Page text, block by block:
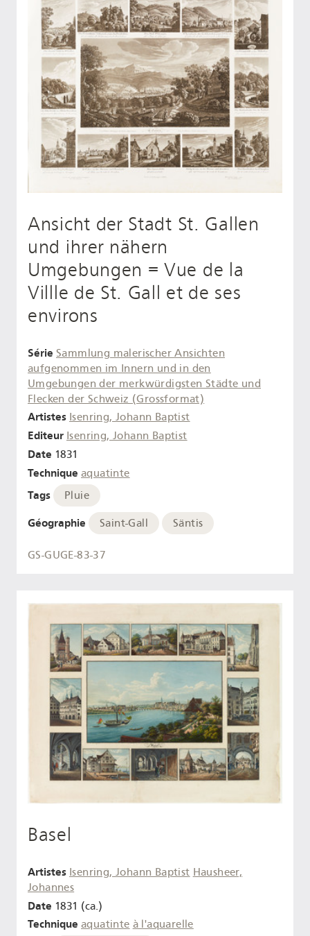
Ansicht der Stadt St. Gallen
und ihrer nähern
Umgebungen = Vue de la
Villle de St. Gall et de ses
environs
Série Sammlung malerischer Ansichten
aufgenommen im Innern und in den
Umgebungen der merkwürdigsten Städte und
Flecken der Schweiz (Grossformat)
Artistes Isenring, Johann Baptist
Editeur Isenring, Johann Baptist
Date 1831
Technique aquatinte
Tags Pluie
Géographie Saint-Gall Säntis
GS-GUGE-83-37
Basel
Artistes Isenring, Johann Baptist Hausheer,
Johannes
Date 1831 (ca.)
Technique aquatinte à l'aquarelle